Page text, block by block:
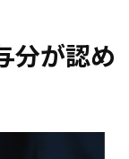
分が認め